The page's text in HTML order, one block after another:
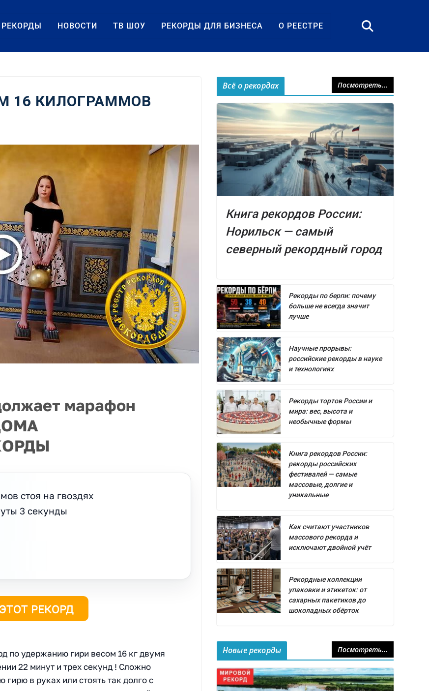
НОВОСТИ ТВ ШОУ РЕКОРДЫ ДЛЯ БИЗНЕСА О РЕЕСТРЕ
16 КИЛОГРАММОВ
марафон
стоя на гвоздях
3 секунды
РЕКОРД
по удержанию гири весом 16 кг двумя
22 минут и трех секунд ! Сложно
в руках или стоять так долго с
Всё о рекордах Посмотреть...
Книга рекордов России:
Норильск — самый
северный рекордный город
Рекорды по берпи: почему
больше не всегда значит
лучше
Научные прорывы:
российские рекорды в науке
и технологиях
Рекорды тортов России и
мира: вес, высота и
необычные формы
Книга рекордов России:
рекорды российских
фестивалей — самые
массовые, долгие и
уникальные
Как считают участников
массового рекорда и
исключают двойной учёт
Рекордные коллекции
упаковки и этикеток: от
сахарных пакетиков до
шоколадных обёрток
Новые рекорды Посмотреть...